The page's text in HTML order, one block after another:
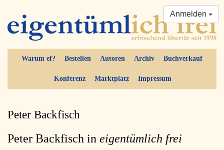
Warum ef? Bestellen Autoren Archiv Buchverkauf
Konferenz Marktplatz Impressum
Anmelden
Peter Backfisch
Peter Backfisch in eigentümlich frei